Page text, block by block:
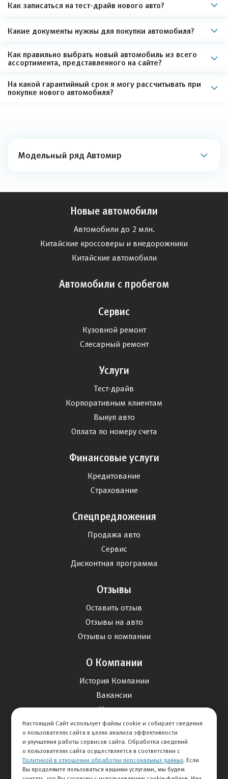
Как записаться на тест-драйв нового авто?
Какие документы нужны для покупки автомобиля?
Как правильно выбрать новый автомобиль из всего
ассортимента, представленного на сайте?
На какой гарантийный срок я могу рассчитывать при
покупке нового автомобиля?
Модельный ряд Автомир
Новые автомобили
Автомобили до 2 млн.
Китайские кроссоверы и внедорожники
Китайские автомобили
Автомобили с пробегом
Сервис
Кузовной ремонт
Слесарный ремонт
Услуги
Тест-драйв
Корпоративным клиентам
Выкуп авто
Оплата по номеру счета
Финансовые услуги
Кредитование
Страхование
Спецпредложения
Продажа авто
Сервис
Дисконтная программа
Отзывы
Оставить отзыв
Отзывы на авто
Отзывы о компании
О Компании
История Компании
Вакансии
Новости
Карта сайта
Контакты
Настоящий Сайт использует файлы cookie и собирает сведения
о пользователях сайта в целях анализа эффективности
и улучшения работы сервисов сайта. Обработка сведений
о пользователях сайта осуществляется в соответствии с
Политикой в отношении обработки персональных данных. Если
Вы продолжите пользоваться нашими услугами, мы будем